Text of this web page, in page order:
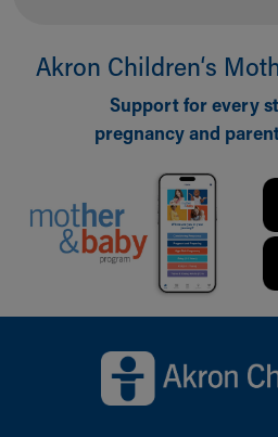
Akron Children‘s
Support for every
pregnancy and